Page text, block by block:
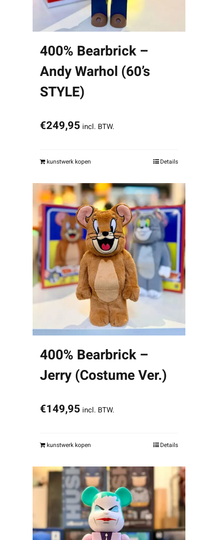
400% Bearbrick –
Andy Warhol (60’s
STYLE)
€249,95 incl. BTW.
kunstwerk kopen Details
400% Bearbrick –
Jerry (Costume Ver.)
€149,95 incl. BTW.
kunstwerk kopen Details